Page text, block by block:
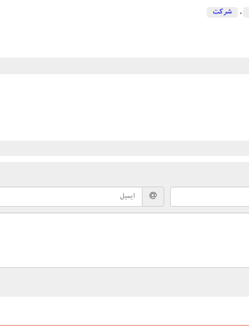
, شركت